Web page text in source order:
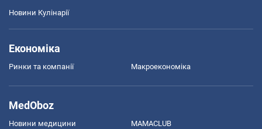
Новини Кулінарії
Економіка
Ринки та компанії Макроекономіка
MedOboz
Новини медицини MAMACLUB